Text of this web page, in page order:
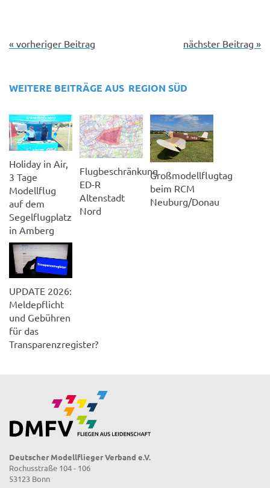
« vorheriger Beitrag nächster Beitrag »
WEITERE BEITRÄGE AUS REGION SÜD
Holiday in Air,
3 Tage
Modellflug
auf dem
Segelflugplatz
in Amberg
Flugbeschränkung
ED-R
Altenstadt
Nord
Großmodellflugtag
beim RCM
Neuburg/Donau
UPDATE 2026:
Meldepflicht
und Gebühren
für das
Transparenzregister?
Deutscher Modellflieger Verband e.V.
Rochusstraße 104 - 106
53123 Bonn